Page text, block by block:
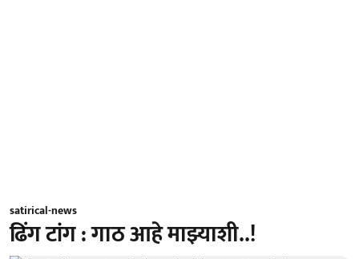
satirical-news
ढिंग टांग : गाठ आहे माझ्याशी..!